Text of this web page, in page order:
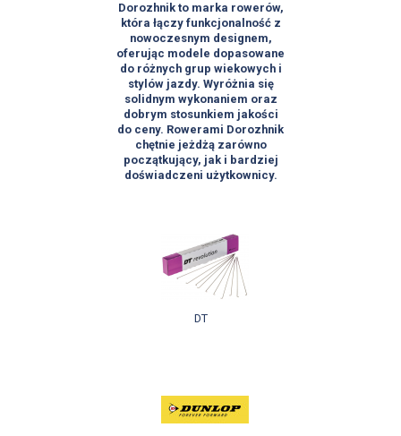
Dorozhnik to marka rowerów,
która łączy funkcjonalność z
nowoczesnym designem,
oferując modele dopasowane
do różnych grup wiekowych i
stylów jazdy. Wyróżnia się
solidnym wykonaniem oraz
dobrym stosunkiem jakości
do ceny. Rowerami Dorozhnik
chętnie jeżdżą zarówno
początkujący, jak i bardziej
doświadczeni użytkownicy.
DT